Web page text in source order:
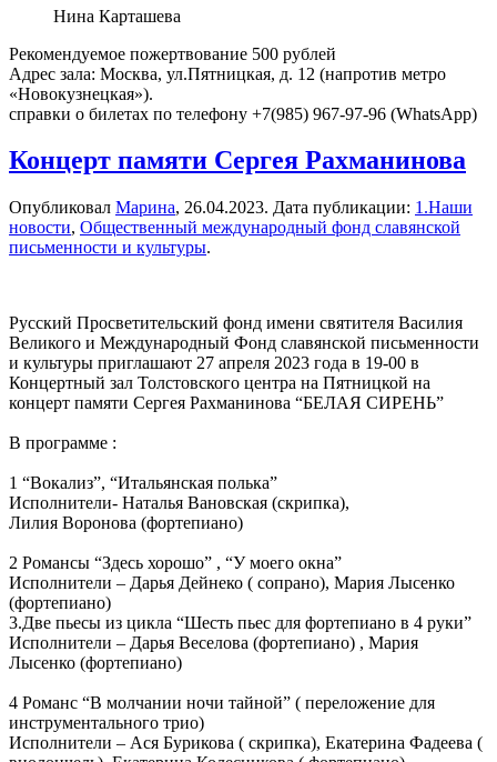
Нина Карташева
Рекомендуемое пожертвование 500 рублей
Адрес зала: Москва, ул.Пятницкая, д. 12 (напротив метро
«Новокузнецкая»).
справки о билетах по телефону +7(985) 967-97-96 (WhatsApp)
Концерт памяти Сергея Рахманинова
Опубликовал Марина, 26.04.2023. Дата публикации: 1.Наши
новости, Общественный международный фонд славянской
письменности и культуры.
Русский Просветительский фонд имени святителя Василия
Великого и Международный Фонд славянской письменности
и культуры приглашают 27 апреля 2023 года в 19-00 в
Концертный зал Толстовского центра на Пятницкой на
концерт памяти Сергея Рахманинова “БЕЛАЯ СИРЕНЬ”
В программе :
1 “Вокализ”, “Итальянская полька”
Исполнители- Наталья Вановская (скрипка),
Лилия Воронова (фортепиано)
2 Романсы “Здесь хорошо” , “У моего окна”
Исполнители – Дарья Дейнеко ( сопрано), Мария Лысенко
(фортепиано)
3.Две пьесы из цикла “Шесть пьес для фортепиано в 4 руки”
Исполнители – Дарья Веселова (фортепиано) , Мария
Лысенко (фортепиано)
4 Романс “В молчании ночи тайной” ( переложение для
инструментального трио)
Исполнители – Ася Бурикова ( скрипка), Екатерина Фадеева (